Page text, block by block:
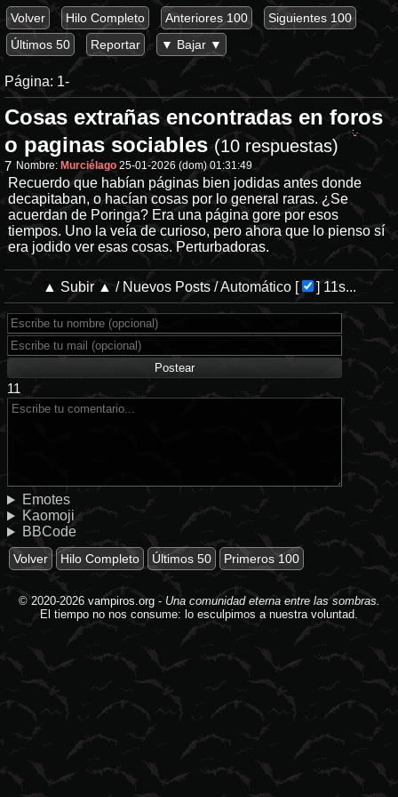
Volver Hilo Completo Anteriores 100
Siguientes 100
Últimos 50
Reportar ▼ Bajar ▼
Página: 1-
Cosas extrañas encontradas en foros
o paginas sociables(10 respuestas)
7 Nombre: Murciélago 25-01-2026 (dom) 01:31:49
Recuerdo que habían páginas bien jodidas antes donde
decapitaban, o hacían cosas por lo general raras. ¿Se
acuerdan de Poringa? Era una página gore por esos
tiempos. Uno la veía de curioso, pero ahora que lo pienso sí
era jodido ver esas cosas. Perturbadoras.
▲ Subir ▲ / Nuevos Posts/Automático[ ]11s...
11
Emotes
Kaomoji
BBCode
Volver Hilo Completo Últimos 50 Primeros 100
© 2020-2026 vampiros.org- Una comunidad eterna entre las sombras.
El tiempo no nos consume: lo esculpimos a nuestra voluntad.